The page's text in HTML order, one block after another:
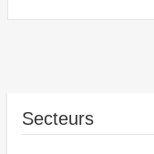
Secteurs